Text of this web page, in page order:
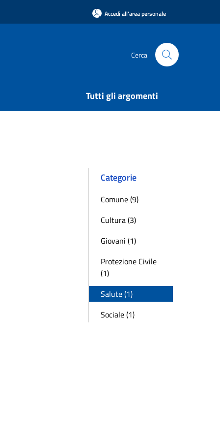
Accedi all'area personale
Cerca
Tutti gli argomenti
Categorie
Comune (9)
Cultura (3)
Giovani (1)
Protezione Civile
(1)
Salute (1)
Sociale (1)